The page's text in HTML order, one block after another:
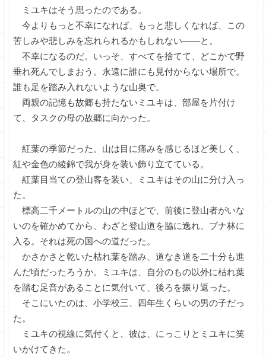
ミユキはそう思ったのである。
今よりもっと不幸になれば、もっと悲しくなれば、この
苦しみや悲しみを忘れられるかもしれない――と。
不幸になるのだ。いっそ、すべてを捨てて、どこかで野
垂れ死んでしまおう。永遠に誰にも見付からない場所で。
誰も足を踏み入れないような山奥で。
両親の記憶も故郷も持たないミユキは、部屋を片付け
て、タスクの母の故郷に向かった。
紅葉の季節だった。山は目に痛みを感じるほど美しく、
紅や金色の綾錦で我が身を装い飾り立てている。
紅葉目当ての登山客を装い、ミユキはその山に分け入っ
た。
標高二千メートルの山の中ほどで、前後に登山者がいな
いのを確かめてから、わざと登山道を脇に逸れ、ブナ林に
入る。それは死の国への道だった。
かさかさと乾いた枯れ葉を踏み、道なき道を二十分も進
んだ頃だったろうか。ミユキは、自分のもの以外に枯れ葉
を踏む足音があることに気付いて、後ろを振り返った。
そこにいたのは、小学校三、四年生くらいの男の子だっ
た。
ミユキの視線に気付くと、彼は、にっこりとミユキに笑
いかけてきた。